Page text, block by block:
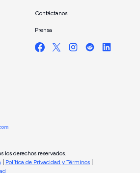
Contáctanos
Prensa
los derechos reservados.
Política de Privacidad y Términos